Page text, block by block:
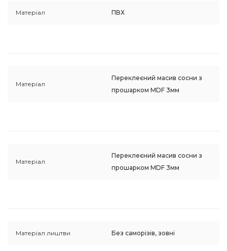
Матеріал ПВХ
Матеріал
Переклеєний масив сосни з
прошарком MDF 3мм
Матеріал
Переклеєний масив сосни з
прошарком MDF 3мм
Матеріал лиштви Без саморізів, зовні